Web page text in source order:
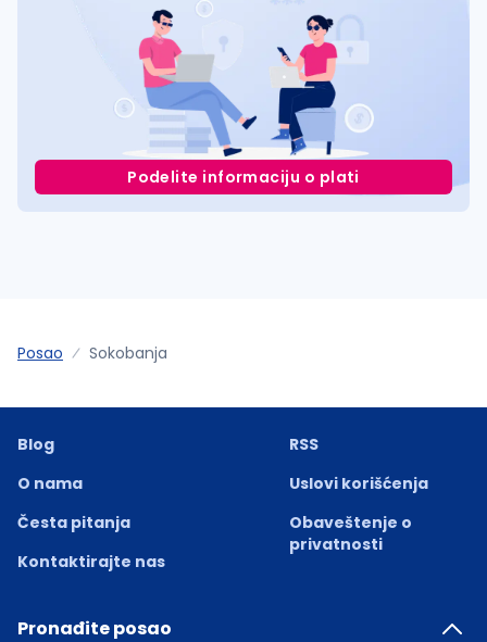
Podelite informaciju o plati
Posao Sokobanja
Blog
O nama
Česta pitanja
Kontaktirajte nas
RSS
Uslovi korišćenja
Obaveštenje o
privatnosti
Pronađite posao